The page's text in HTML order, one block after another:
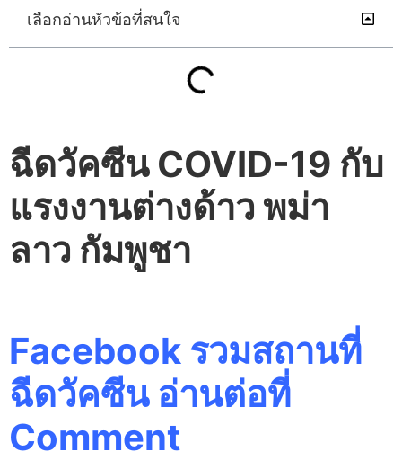
ประเทศ
ติดต่อเรา
เลือกอ่านหัวข้อที่สนใจ
ฉีดวัคซีน COVID-19 กับ
แรงงานต่างด้าว พม่า
ลาว กัมพูชา
Facebook รวมสถานที่
ฉีดวัคซีน อ่านต่อที่
Comment